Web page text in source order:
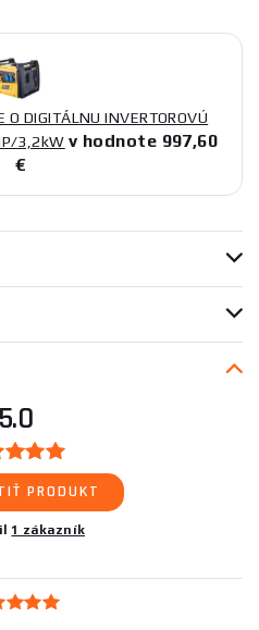
O DIGITÁLNU INVERTOROVÚ
3,2kW v hodnote 997,60
€
5.0
PRODUKT
1 zákazník